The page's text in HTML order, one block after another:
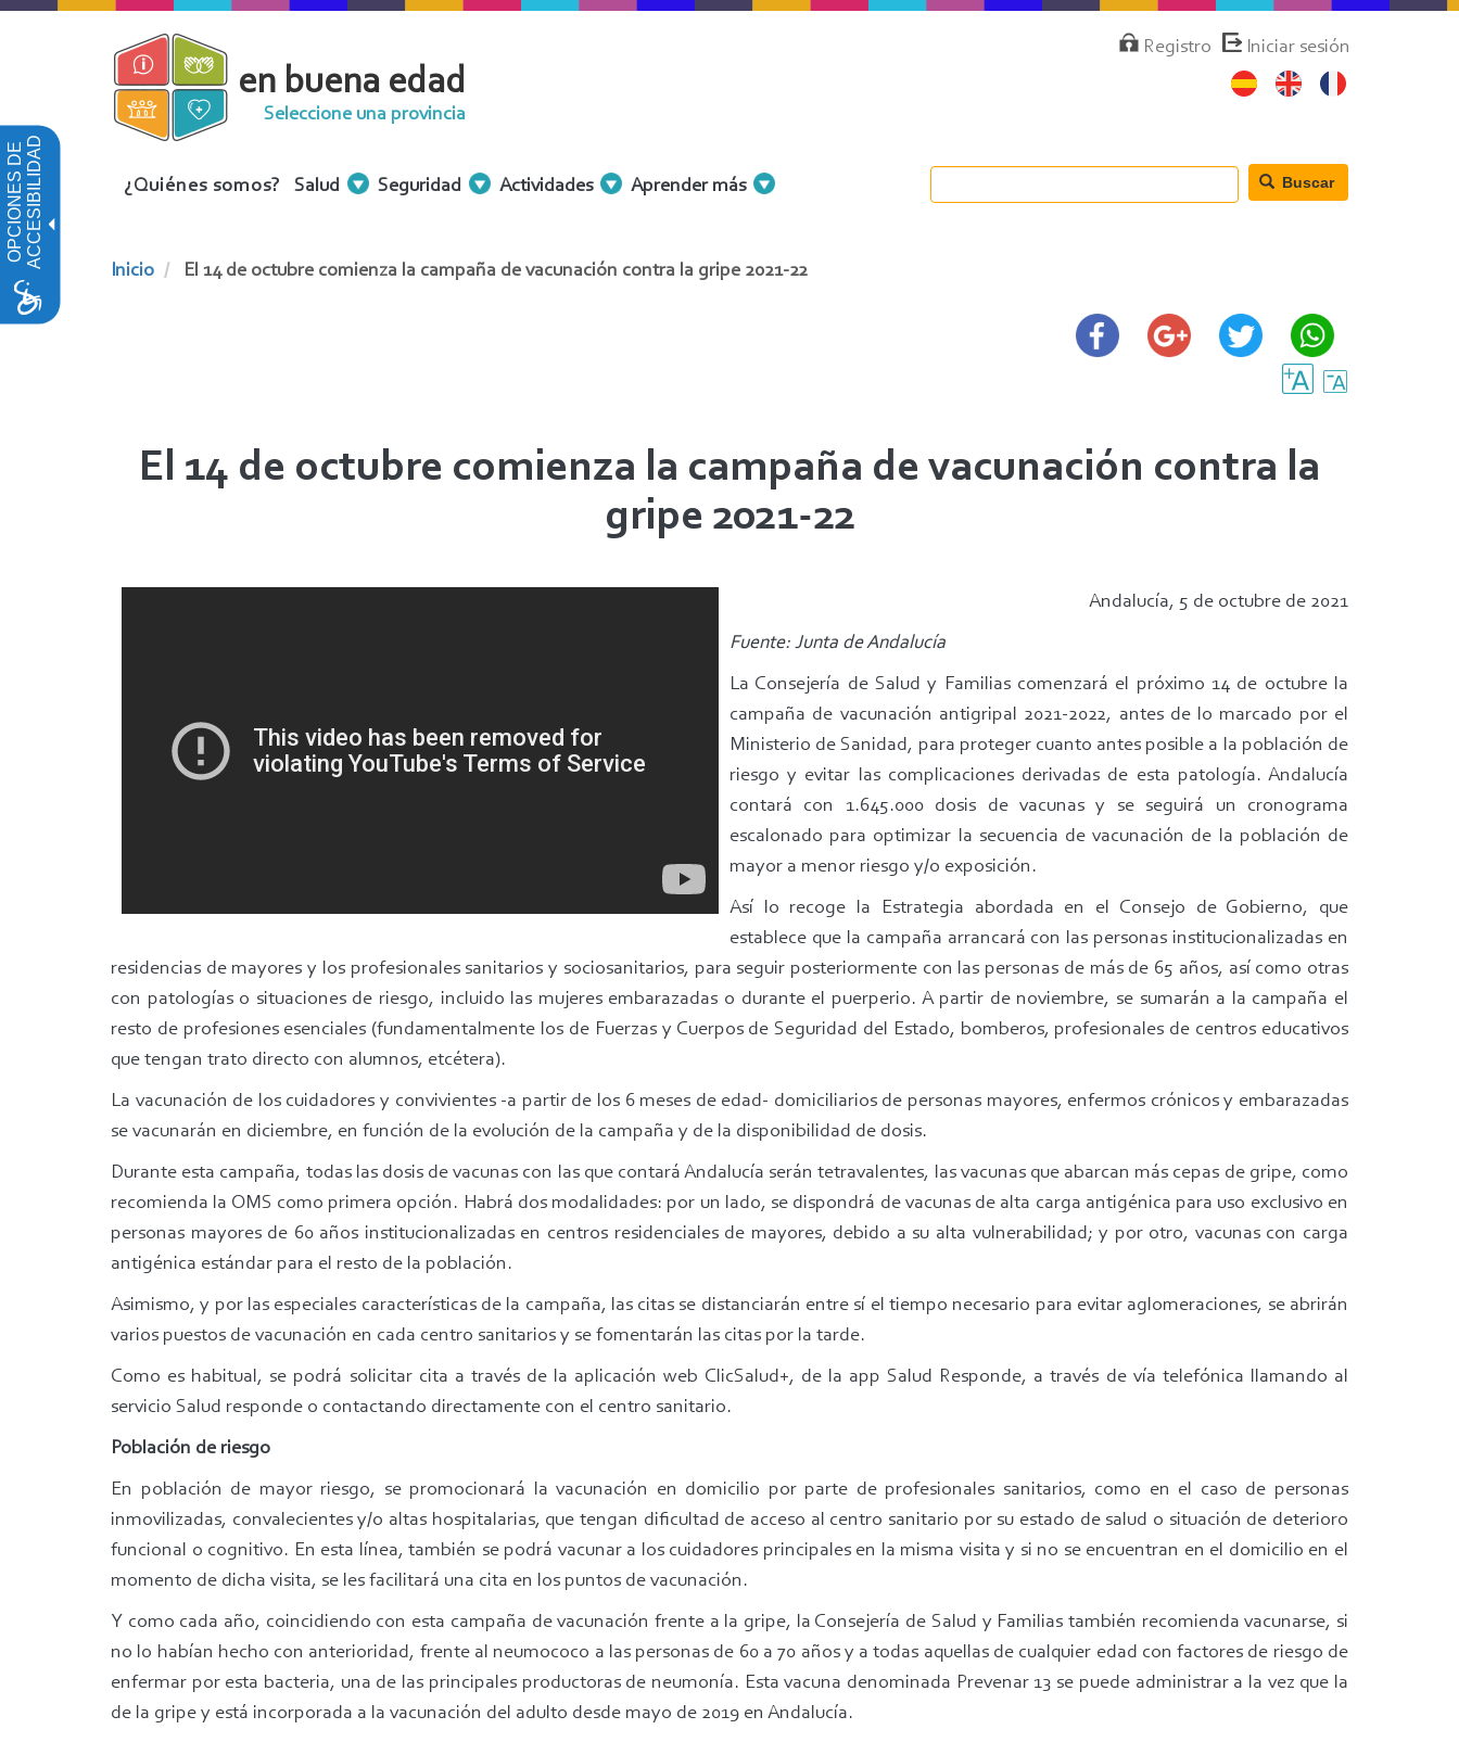
OPCIONES DEACCESIBILIDAD
Pasar
MenúRegistro Iniciar sesión
en buena edad
Seleccione una provincia
Menu
¿Quiénes somos? Salud Seguridad Actividades Aprender más Buscar
Inicio El 14 de octubre comienza la campaña de vacunación contra la gripe 2021-22
El 14 de octubre comienza la campaña de vacunación contra la
gripe 2021-22
Andalucía, 5 de octubre de 2021
Fuente: Junta de Andalucía
La Consejería de Salud y Familias comenzará el próximo 14 de octubre la
campaña de vacunación antigripal 2021-2022, antes de lo marcado por el
Ministerio de Sanidad, para proteger cuanto antes posible a la población de
riesgo y evitar las complicaciones derivadas de esta patología. Andalucía
contará con 1.645.000 dosis de vacunas y se seguirá un cronograma
escalonado para optimizar la secuencia de vacunación de la población de
mayor a menor riesgo y/o exposición.
Así lo recoge la Estrategia abordada en el Consejo de Gobierno, que
establece que la campaña arrancará con las personas institucionalizadas en
residencias de mayores y los profesionales sanitarios y sociosanitarios, para seguir posteriormente con las personas de más de 65 años, así como otras
con patologías o situaciones de riesgo, incluido las mujeres embarazadas o durante el puerperio. A partir de noviembre, se sumarán a la campaña el
resto de profesiones esenciales (fundamentalmente los de Fuerzas y Cuerpos de Seguridad del Estado, bomberos, profesionales de centros educativos
que tengan trato directo con alumnos, etcétera).
La vacunación de los cuidadores y convivientes -a partir de los 6 meses de edad- domiciliarios de personas mayores, enfermos crónicos y embarazadas
se vacunarán en diciembre, en función de la evolución de la campaña y de la disponibilidad de dosis.
Durante esta campaña, todas las dosis de vacunas con las que contará Andalucía serán tetravalentes, las vacunas que abarcan más cepas de gripe, como
recomienda la OMS como primera opción. Habrá dos modalidades: por un lado, se dispondrá de vacunas de alta carga antigénica para uso exclusivo en
personas mayores de 60 años institucionalizadas en centros residenciales de mayores, debido a su alta vulnerabilidad; y por otro, vacunas con carga
antigénica estándar para el resto de la población.
Asimismo, y por las especiales características de la campaña, las citas se distanciarán entre sí el tiempo necesario para evitar aglomeraciones, se abrirán
varios puestos de vacunación en cada centro sanitarios y se fomentarán las citas por la tarde.
Como es habitual, se podrá solicitar cita a través de la aplicación web ClicSalud+, de la app Salud Responde, a través de vía telefónica llamando al
servicio Salud responde o contactando directamente con el centro sanitario.
Población de riesgo
En población de mayor riesgo, se promocionará la vacunación en domicilio por parte de profesionales sanitarios, como en el caso de personas
inmovilizadas, convalecientes y/o altas hospitalarias, que tengan dificultad de acceso al centro sanitario por su estado de salud o situación de deterioro
funcional o cognitivo. En esta línea, también se podrá vacunar a los cuidadores principales en la misma visita y si no se encuentran en el domicilio en el
momento de dicha visita, se les facilitará una cita en los puntos de vacunación.
Y como cada año, coincidiendo con esta campaña de vacunación frente a la gripe, la Consejería de Salud y Familias también recomienda vacunarse, si
no lo habían hecho con anterioridad, frente al neumococo a las personas de 60 a 70 años y a todas aquellas de cualquier edad con factores de riesgo de
enfermar por esta bacteria, una de las principales productoras de neumonía. Esta vacuna denominada Prevenar 13 se puede administrar a la vez que la
de la gripe y está incorporada a la vacunación del adulto desde mayo de 2019 en Andalucía.